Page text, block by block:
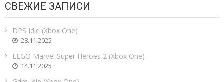
СВЕЖИЕ ЗАПИСИ
DPS Idle (Xbox One)
28.11.2025
LEGO Marvel Super Heroes 2 (Xbox One)
14.11.2025